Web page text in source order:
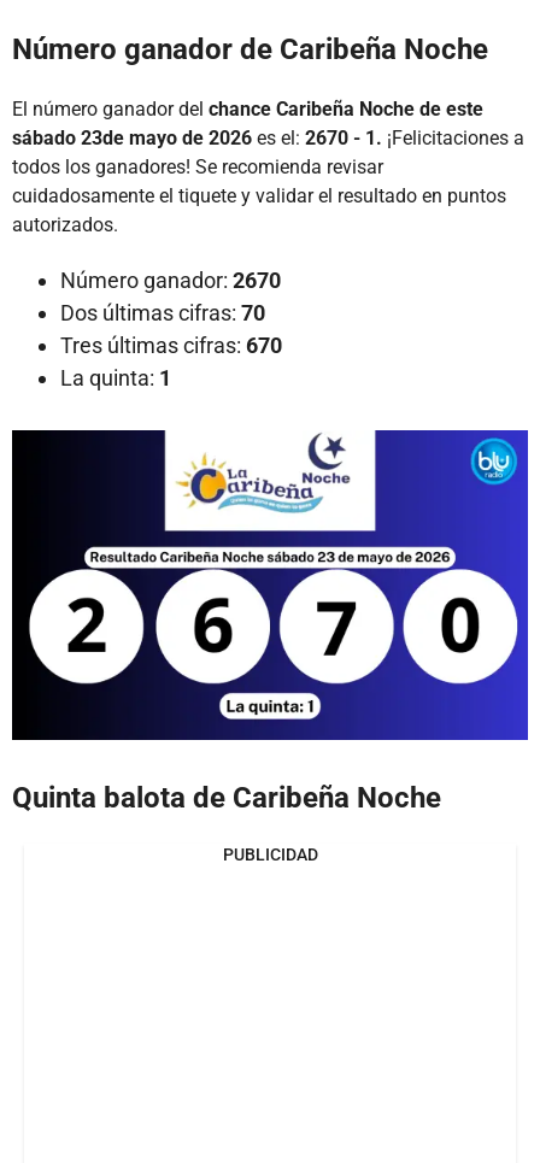
Número ganador de Caribeña Noche
El número ganador del chance Caribeña Noche de este
sábado 23de mayo de 2026 es el: 2670 - 1. ¡Felicitaciones a
todos los ganadores! Se recomienda revisar
cuidadosamente el tiquete y validar el resultado en puntos
autorizados.
Número ganador: 2670
Dos últimas cifras: 70
Tres últimas cifras: 670
La quinta: 1
Quinta balota de Caribeña Noche
PUBLICIDAD